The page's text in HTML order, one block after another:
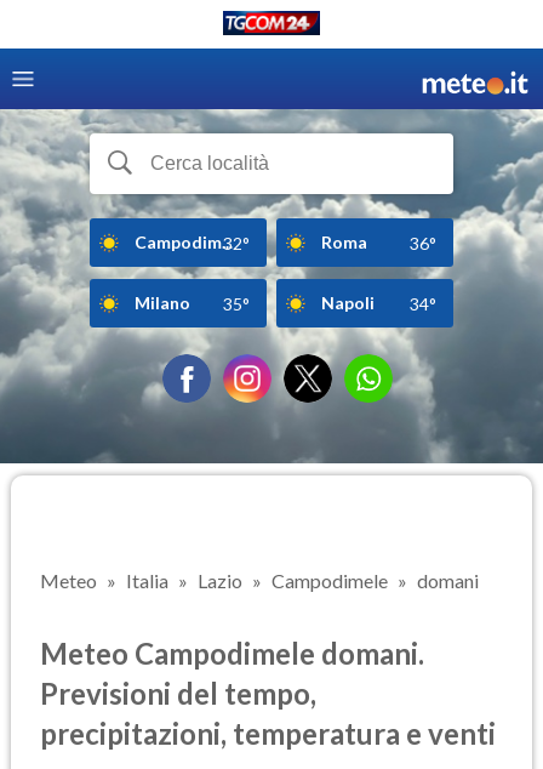
Campodim...32° Roma 36°
Milano 35° Napoli 34°
Meteo Italia Lazio Campodimele domani
Meteo Campodimele domani.
Previsioni del tempo,
precipitazioni, temperatura e venti